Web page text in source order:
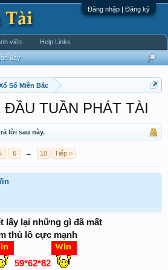
Đăng nhập | Đăng ký
Số Miền Bắc
TUẦN PHÁT TÀI
lời sau này.
6 → 10 Tiếp >
lấy lại những gì đã mất
thủ lô cực mạnh
59*62*82
đây
viên Help Links